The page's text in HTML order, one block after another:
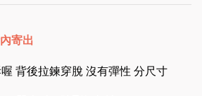
寄出
背後拉鍊穿脫 沒有彈性 分尺寸